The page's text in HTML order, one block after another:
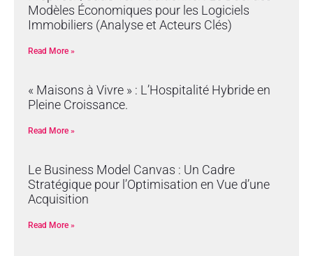
Modèles Économiques pour les Logiciels
Immobiliers (Analyse et Acteurs Clés)
Read More »
« Maisons à Vivre » : L’Hospitalité Hybride en
Pleine Croissance.
Read More »
Le Business Model Canvas : Un Cadre
Stratégique pour l’Optimisation en Vue d’une
Acquisition
Read More »